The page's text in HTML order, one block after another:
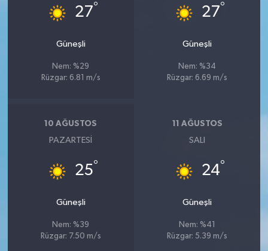
27°
Güneşli
Nem: %29
Rüzgar: 6.81 m/s
27°
Güneşli
Nem: %34
Rüzgar: 6.69 m/s
10 AĞUSTOS
PAZARTESI
25°
Güneşli
Nem: %39
Rüzgar: 7.50 m/s
11 AĞUSTOS
SALI
24°
Güneşli
Nem: %41
Rüzgar: 5.39 m/s
SEÇİM 2014
KİM KİMDİR
ÇEK GÖNDER
HEDEF2020
OTOMOBİL
MİZAH
TARİH